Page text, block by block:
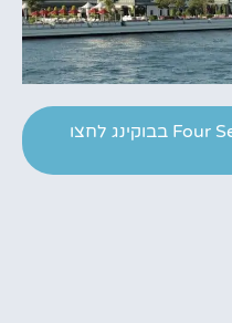
למעבר לדף המלון Four Seasons בבוקינג לחצו